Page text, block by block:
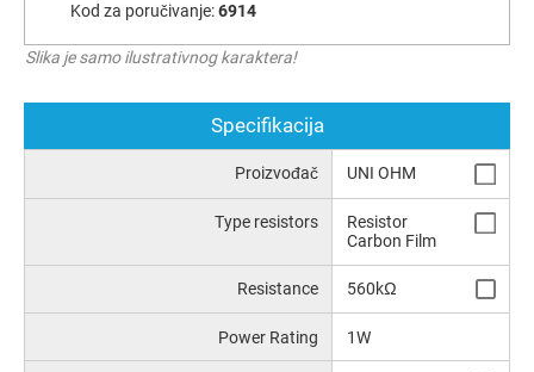
Kod za poručivanje:6914
Slika je samo ilustrativnog karaktera!
Specifikacija
Proizvođač UNI OHM
Type resistors
Resistor
Carbon Film
Resistance 560kΩ
Power Rating 1W